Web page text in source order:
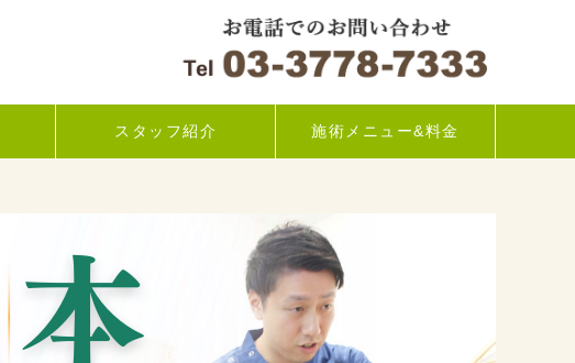
スタッフ紹介 施術メニュー&料金